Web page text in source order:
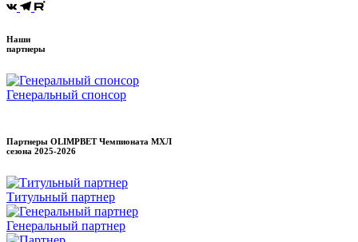
Наши
партнеры
Генеральный спонсор
Партнеры OLIMPBET Чемпионата МХЛ
сезона 2025-2026
Титульный партнер
Генеральный партнер